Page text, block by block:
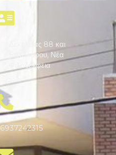
Δεκελείας 88 και
Επταλόφου, Νέα
Φιλαδέλφεια
6937242315